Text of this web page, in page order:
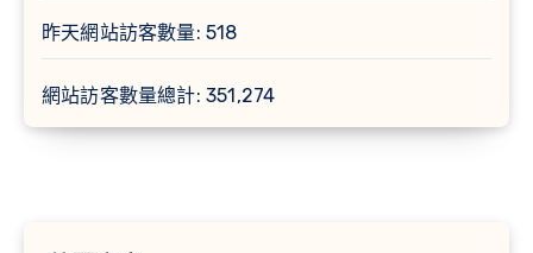
昨天網站訪客數量: 518
網站訪客數量總計: 351,274